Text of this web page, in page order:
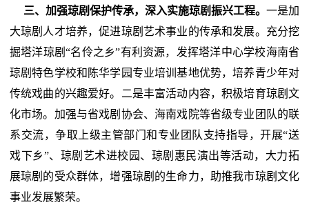
三、加强琼剧保护传承，深入实施琼剧振兴工程。 一是加
大琼剧人才培养，促进琼剧艺术事业的传承和发展。充分挖
掘塔洋琼剧“名伶之乡”有利资源，发挥塔洋中心学校海南省
琼剧特色学校和陈华学园专业培训基地优势，培养青少年对
传统戏曲的兴趣爱好。二是丰富活动内容，积极培育琼剧文
化市场。加强与省戏剧协会、海南戏院等省级专业团队的联
系交流，争取上级主管部门和专业团队支持指导，开展“送
戏下乡”、琼剧艺术进校园、琼剧惠民演出等活动，大力拓
展琼剧的受众群体，增强琼剧的生命力，助推我市琼剧文化
事业发展繁荣。